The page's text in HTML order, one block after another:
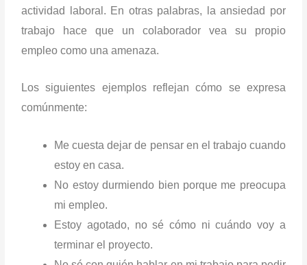
actividad laboral. En otras palabras, la ansiedad por
trabajo hace que un colaborador vea su propio
empleo como una amenaza.
Los siguientes ejemplos reflejan cómo se expresa
comúnmente:
Me cuesta dejar de pensar en el trabajo cuando
estoy en casa.
No estoy durmiendo bien porque me preocupa
mi empleo.
Estoy agotado, no sé cómo ni cuándo voy a
terminar el proyecto.